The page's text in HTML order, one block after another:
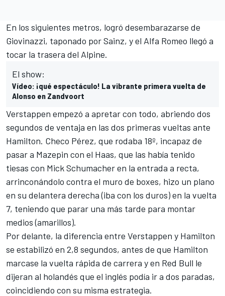
En los siguientes metros, logró desembarazarse de
Giovinazzi, taponado por Sainz, y el Alfa Romeo llegó a
tocar la trasera del Alpine.
El show:
Vídeo: ¡qué espectáculo! La vibrante primera vuelta de
Alonso en Zandvoort
Verstappen empezó a apretar con todo, abriendo dos
segundos de ventaja en las dos primeras vueltas ante
Hamilton. Checo Pérez, que rodaba 18º, incapaz de
pasar a Mazepin con el Haas, que las había tenido
tiesas con Mick Schumacheren la entrada a recta,
arrinconándolo contra el muro de boxes, hizo un plano
en su delantera derecha (iba con los duros) en la vuelta
7, teniendo que parar una más tarde para montar
medios (amarillos).
Por delante, la diferencia entre Verstappen y Hamilton
se estabilizó en 2,8 segundos, antes de que Hamilton
marcase la vuelta rápida de carrera y en Red Bull le
dijeran al holandés que el inglés podía ir a dos paradas,
coincidiendo con su misma estrategia.